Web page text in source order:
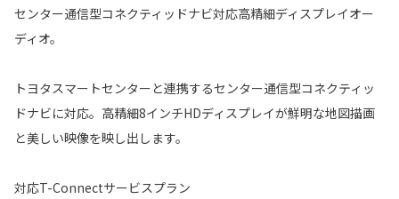
センター通信型コネクティッドナビ対応高精細ディスプレイオー
ディオ。
トヨタスマートセンターと連携するセンター通信型コネクティッ
ドナビに対応。高精細8インチHDディスプレイが鮮明な地図描画
と美しい映像を映し出します。
対応T-Connectサービスプラン